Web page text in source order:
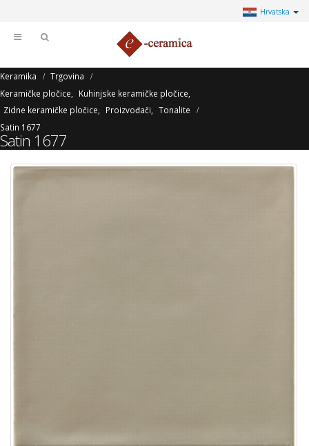
Hrvatska
Keramika
Trgovina
Keramičke pločice
Kuhinjske keramičke pločice
Zidne keramičke pločice
Proizvođači
Tonalite
Satin 1677
Satin 1677